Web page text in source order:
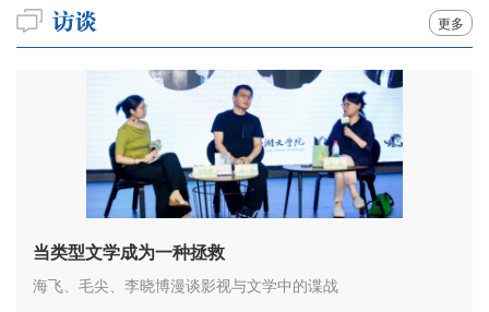
更多
当类型文学成为一种拯救
海飞、毛尖、李晓博漫谈影视与文学中的谍战